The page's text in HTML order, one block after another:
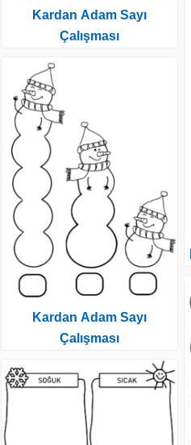
Kardan Adam Sayı
Çalışması
Kardan Adam Sayı
Çalışması